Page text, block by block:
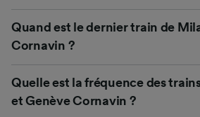
Quand est le dernier train de
Cornavin ?
Quelle est la fréquence des
et Genève Cornavin ?